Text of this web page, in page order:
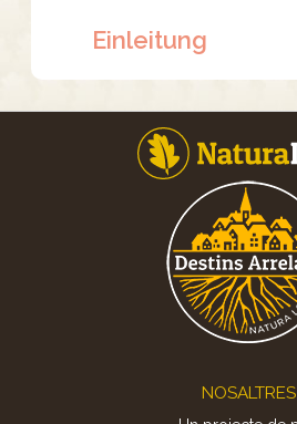
Einleitung
NOSALTRES